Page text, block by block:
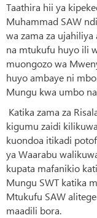
Taathira hii ya
Muhammad SAW
wa zama za
na mtukufu huyo ili
muongozo wa
huyo ambaye ni
Mungu kwa umbo
Katika zama za
kigumu zaidi
kuondoa itikadi
ya Waarabu
kupata mafanikio
Mungu SWT katika
Mtukufu SAW
maadili bora.